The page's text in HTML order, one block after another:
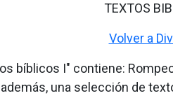
TEXTOS
Volver a
bíblicos I" contiene:
una selección de